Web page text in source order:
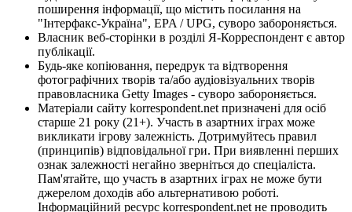
поширення інформації, що містить посилання на
"Інтерфакс-Україна", EPA / UPG, суворо забороняється.
Власник веб-сторінки в розділі Я-Корреспондент є автор
публікації.
Будь-яке копіювання, передрук та відтворення
фотографічних творів та/або аудіовізуальних творів
правовласника Getty Images - суворо забороняється.
Матеріали сайту korrespondent.net призначені для осіб
старше 21 року (21+). Участь в азартних іграх може
викликати ігрову залежність. Дотримуйтесь правил
(принципів) відповідальної гри. При виявленні перших
ознак залежності негайно зверніться до спеціаліста.
Пам'ятайте, що участь в азартних іграх не може бути
джерелом доходів або альтернативою роботі.
Інформаційний ресурс korrespondent.net не проводить